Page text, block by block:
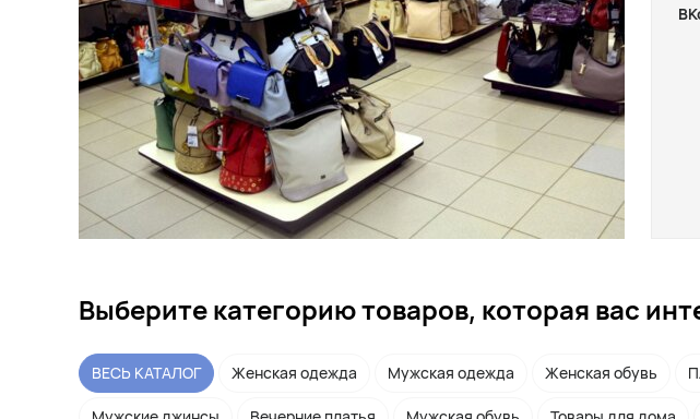
Выберите категорию товаров, которая вас
ВЕСЬ КАТАЛОГ Женская одежда Мужская одежда Женская обувь